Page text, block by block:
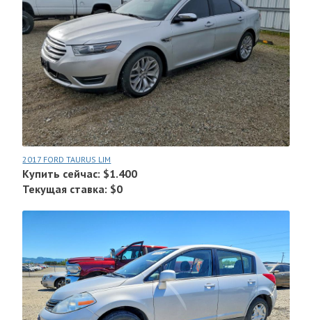
2017 FORD TAURUS LIM
Купить сейчас: $1.400
Текущая ставка: $0